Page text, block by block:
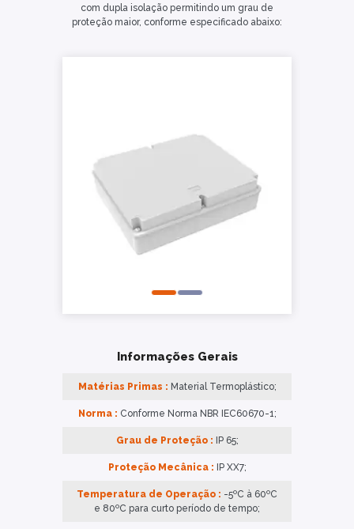
com dupla isolação permitindo um grau de
proteção maior, conforme especificado abaixo:
Informações Gerais
Matérias Primas : Material Termoplástico;
Norma : Conforme Norma NBR IEC60670-1;
Grau de Proteção : IP 65;
Proteção Mecânica : IP XX7;
Temperatura de Operação : -5ºC à 60ºC
e 80ºC para curto período de tempo;